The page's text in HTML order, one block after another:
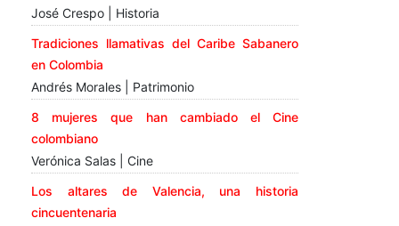
José Crespo | Historia
Tradiciones llamativas del Caribe Sabanero
en Colombia
Andrés Morales | Patrimonio
8 mujeres que han cambiado el Cine
colombiano
Verónica Salas | Cine
Los altares de Valencia, una historia
cincuentenaria